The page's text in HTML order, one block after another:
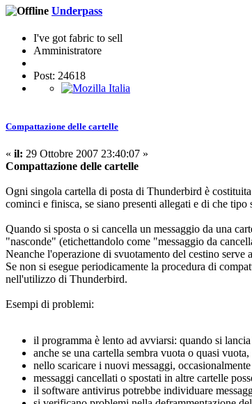
Underpass
I've got fabric to sell
Amministratore
Post: 24618
Compattazione delle cartelle
« il: 29 Ottobre 2007 23:40:07 »
Compattazione delle cartelle
Ogni singola cartella di posta di Thunderbird è
cominci e finisca, se siano presenti allegati e di che
Quando si sposta o si cancella un messaggio da una
"nasconde" (etichettandolo come "messaggio da
Neanche l'operazione di svuotamento del cestino serve
Se non si esegue periodicamente la procedura di
nell'utilizzo di Thunderbird.
Esempi di problemi:
il programma è lento ad avviarsi: quando si
anche se una cartella sembra vuota o quasi
nello scaricare i nuovi messaggi,
messaggi cancellati o spostati in altre cartelle
il software antivirus potrebbe individuare